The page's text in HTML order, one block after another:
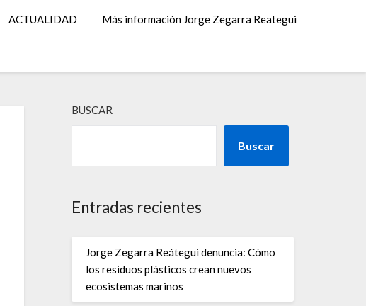
ACTUALIDAD Más información Jorge Zegarra Reategui
BUSCAR
Buscar
Entradas recientes
Jorge Zegarra Reátegui denuncia: Cómo
los residuos plásticos crean nuevos
ecosistemas marinos